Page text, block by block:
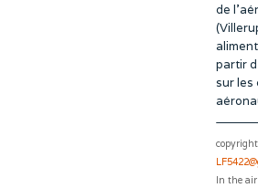
de
partir
sur les
In the